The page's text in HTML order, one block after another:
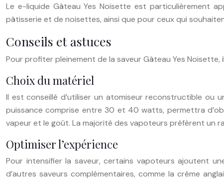
Le e-liquide Gâteau Yes Noisette est particulièrement
pâtisserie et de noisettes, ainsi que pour ceux qui
Conseils et astuces
Pour profiter pleinement de la saveur Gâteau Yes
Choix du matériel
Il est conseillé d’utiliser un atomiseur reconstructible ou
puissance comprise entre 30 et 40 watts, permettra
vapeur et le goût. La majorité des vapoteurs préfèrent un
Optimiser l’expérience
Pour intensifier la saveur, certains vapoteurs ajoutent
d’autres saveurs complémentaires, comme la crème